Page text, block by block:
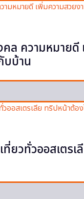
ล ความหมายดี
บบ้าน
ที่ยวทั่วออสเตร